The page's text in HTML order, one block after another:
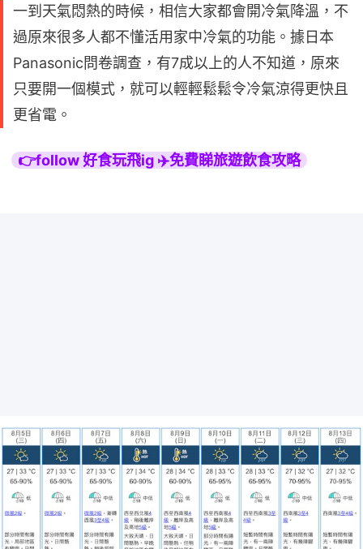
一到天氣悶熱的時候，相信大家都會開冷氣降溫，不
過原來很多人都不懂活用家中冷氣的功能。據日本
Panasonic問卷調查，有7成以上的人不知道，原來
只要開一個模式，就可以輕輕鬆鬆令冷氣涼得更快且
更省電。
👉follow 好食玩飛ig ✈️免費睇旅遊飲食攻略